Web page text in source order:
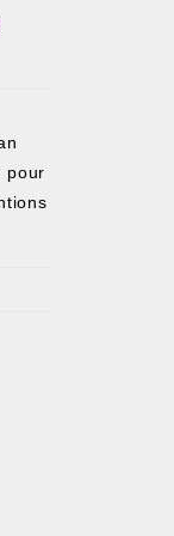
pour